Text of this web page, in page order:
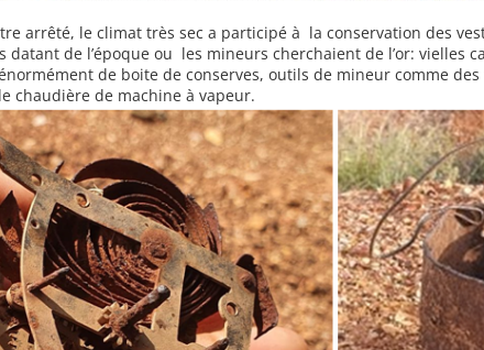
arrêté, le climat très sec a participé à la conservation des
datant de l’époque ou les mineurs cherchaient de l’or: vielles
de boite de conserves, outils de mineur comme
chaudière de machine à vapeur.